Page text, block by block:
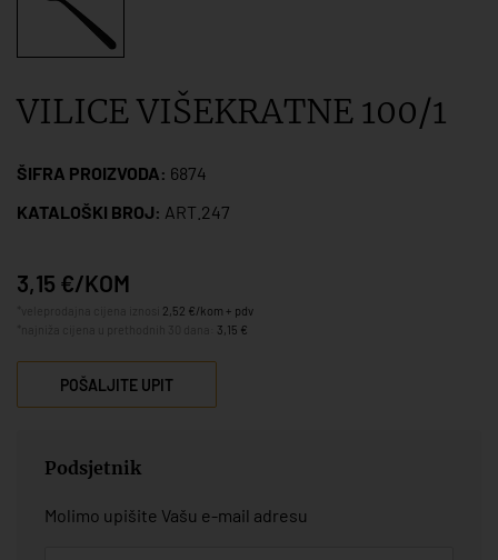
VILICE VIŠEKRATNE 100/1
ŠIFRA PROIZVODA: 6874
KATALOŠKI BROJ: ART.247
3,15 €/KOM
2,52 €/kom + pdv
3,15 €
POŠALJITE UPIT
Podsjetnik
Molimo upišite Vašu e-mail adresu